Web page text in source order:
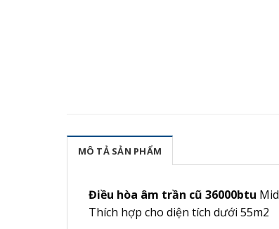
MÔ TẢ SẢN PHẨM
Điều hòa âm trần cũ 36000btu
Thích hợp cho diện tích dưới 55m2